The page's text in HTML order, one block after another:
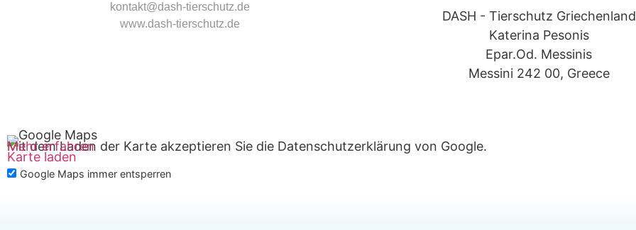
kontakt@dash-tierschutz.de
www.dash-tierschutz.de
DASH - Tierschutz Griechenland
Katerina Pesonis
Epar.Od. Messinis
Messini 242 00, Greece
Mit dem Laden der Karte akzeptieren Sie die Datenschutzerklärung von Google.
Mehr erfahren
Karte laden
Google Maps immer entsperren